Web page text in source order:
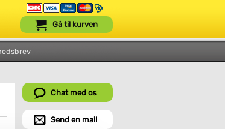
Gå til kurven
Chat med os
Send en mail